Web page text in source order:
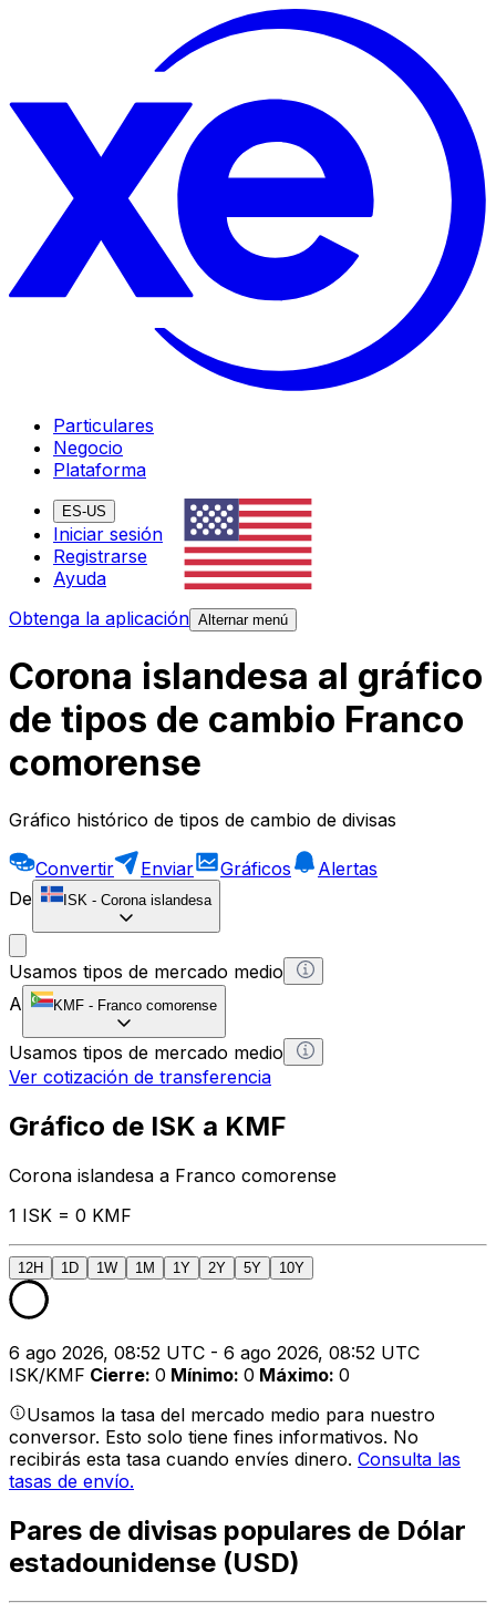
Particulares
Negocio
Plataforma
ES-US
Iniciar sesión
Registrarse
Ayuda
Obtenga la aplicación Alternar menú
Corona islandesa al gráfico
de tipos de cambio Franco
comorense
Gráfico histórico de tipos de cambio de divisas
Convertir Enviar Gráficos
Alertas
De
ISK - Corona islandesa
Usamos tipos de mercado medio
A
KMF - Franco comorense
Usamos tipos de mercado medio
Ver cotización de transferencia
Gráfico de ISK a KMF
Corona islandesa a Franco comorense
1 ISK = 0 KMF
12H 1D 1W 1M 1Y 2Y 5Y 10Y
6 ago 2026, 08:52 UTC - 6 ago 2026, 08:52 UTC
ISK/KMF Cierre: 0 Mínimo: 0 Máximo: 0
Usamos la tasa del mercado medio para nuestro
conversor. Esto solo tiene fines informativos. No
recibirás esta tasa cuando envíes dinero. Consulta las
tasas de envío.
Pares de divisas populares de Dólar
estadounidense (USD)